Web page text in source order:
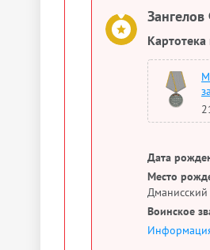
Дата
Место
Дманисский
Воинское